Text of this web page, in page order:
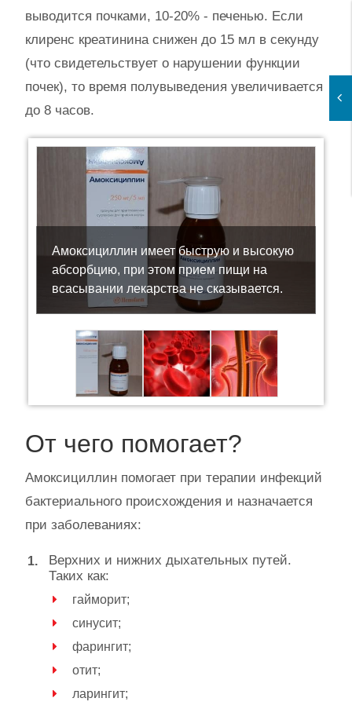
выводится почками, 10-20% - печенью. Если
клиренс креатинина снижен до 15 мл в секунду
(что свидетельствует о нарушении функции
почек), то время полувыведения увеличивается
до 8 часов.
Амоксициллин имеет быструю и высокую
абсорбцию, при этом прием пищи на
всасывании лекарства не сказывается.
От чего помогает?
Амоксициллин помогает при терапии инфекций
бактериального происхождения и назначается
при заболеваниях:
Верхних и нижних дыхательных путей.
Таких как:
гайморит;
синусит;
фарингит;
отит;
ларингит;